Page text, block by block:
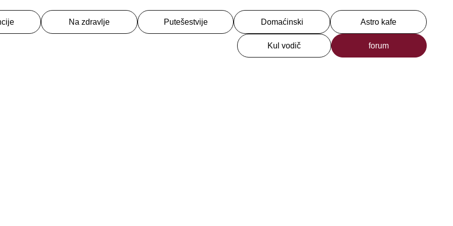
Na zdravlje Putešestvije Domaćinski Astro kafe
Kul vodič forum